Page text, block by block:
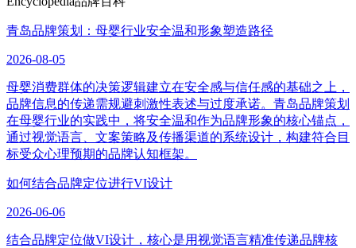
青岛品牌策划：母婴行业安全温和形象塑造路径
2026-08-05
母婴消费群体的决策逻辑建立在安全感与信任感的基础之上，
品牌信息的传递需规避刺激性表述与过度承诺。青岛品牌策划
在母婴行业的实践中，将安全温和作为品牌形象的核心锚点，
通过视觉语言、文案策略及传播渠道的系统设计，构建符合目
标受众心理预期的品牌认知框架。
如何结合品牌定位进行VI设计
2026-06-06
结合品牌定位做VI设计，核心是用视觉语言精准传递品牌核